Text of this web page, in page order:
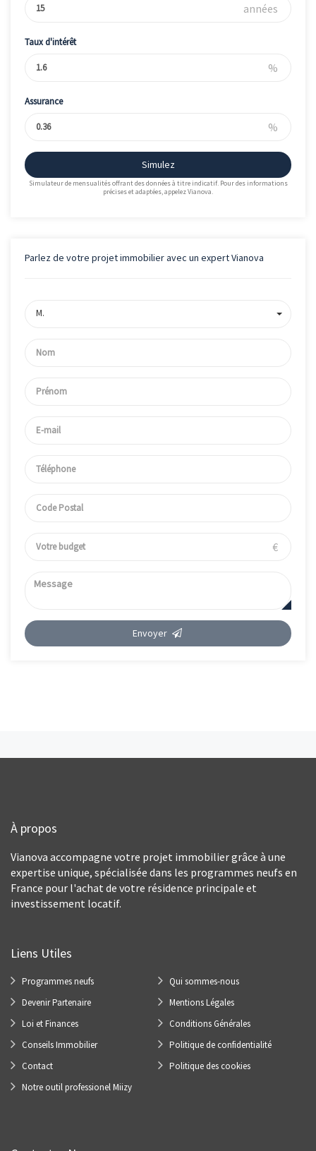
années
Taux d'intérêt
%
Assurance
%
Simulez
Simulateur de mensualités offrant des données à titre indicatif. Pour des informations
précises et adaptées, appelez Vianova.
Parlez de votre projet immobilier avec un expert Vianova
M.
€
Envoyer
À propos
Vianova accompagne votre projet immobilier grâce à une
expertise unique, spécialisée dans les programmes neufs en
France pour l'achat de votre résidence principale et
investissement locatif.
Liens Utiles
Programmes neufs
Devenir Partenaire
Loi et Finances
Conseils Immobilier
Contact
Notre outil professionel Miizy
Qui sommes-nous
Mentions Légales
Conditions Générales
Politique de confidentialité
Politique des cookies